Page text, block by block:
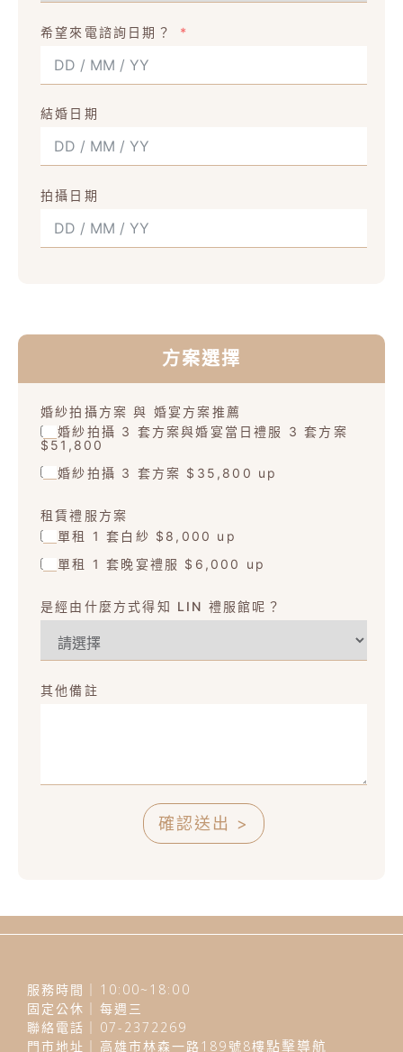
希望來電諮詢日期？
結婚日期
拍攝日期
方案選擇
婚紗拍攝方案 與 婚宴方案推薦
婚紗拍攝 3 套方案與婚宴當日禮服 3 套方案
$51,800
婚紗拍攝 3 套方案 $35,800 up
租賃禮服方案
單租 1 套白紗 $8,000 up
單租 1 套晚宴禮服 $6,000 up
是經由什麼方式得知 LIN 禮服館呢？
其他備註
確認送出 >
服務時間｜10:00~18:00
固定公休｜每週三
聯絡電話｜07-2372269
門市地址｜高雄市林森一路189號8樓點擊導航